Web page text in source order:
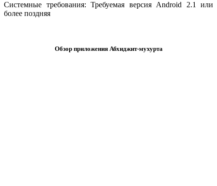
Системные требования: Требуемая версия Android 2.1 или
более поздняя
Обзор приложения Абхиджит-мухурта